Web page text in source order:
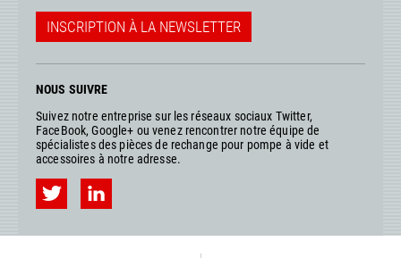
INSCRIPTION À LA NEWSLETTER
NOUS SUIVRE
Suivez notre entreprise sur les réseaux sociaux Twitter,
FaceBook, Google+ ou venez rencontrer notre équipe de
spécialistes des pièces de rechange pour pompe à vide et
accessoires à notre adresse.